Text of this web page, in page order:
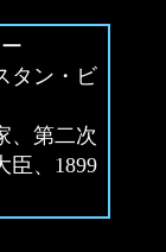
タン・ビ
、第二次
臣、1899